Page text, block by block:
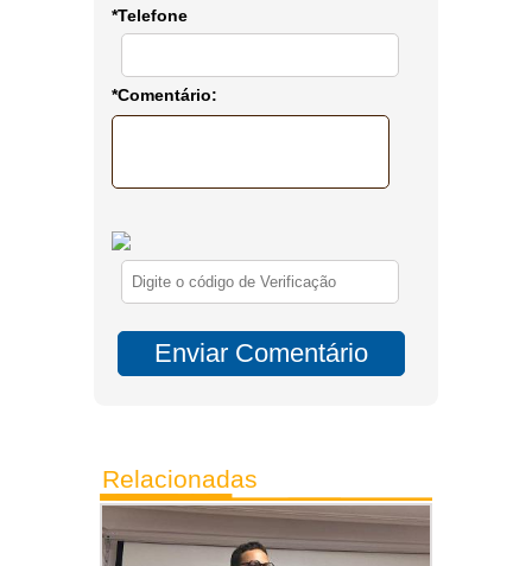
*Telefone
*Comentário:
Relacionadas